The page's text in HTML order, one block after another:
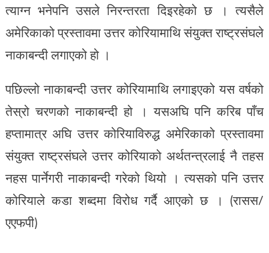
त्याग्न भनेपनि उसले निरन्तरता दिइरहेको छ । त्यसैले
अमेरिकाको प्रस्तावमा उत्तर कोरियामाथि संयुक्त राष्ट्रसंघले
नाकाबन्दी लगाएको हो ।
पछिल्लो नाकाबन्दी उत्तर कोरियामाथि लगाइएको यस वर्षको
तेस्रो चरणको नाकाबन्दी हो । यसअघि पनि करिब पाँच
हप्तामात्र अघि उत्तर कोरियाविरुद्ध अमेरिकाको प्रस्तावमा
संयुक्त राष्ट्रसंघले उत्तर कोरियाको अर्थतन्त्रलाई नै तहस
नहस पार्नेगरी नाकाबन्दी गरेको थियो । त्यसको पनि उत्तर
कोरियाले कडा शब्दमा विरोध गर्दै आएको छ । (रासस/
एएफपी)